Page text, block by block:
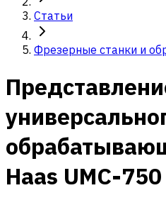
Статьи
Фрезерные станки и
Haas UMC-750